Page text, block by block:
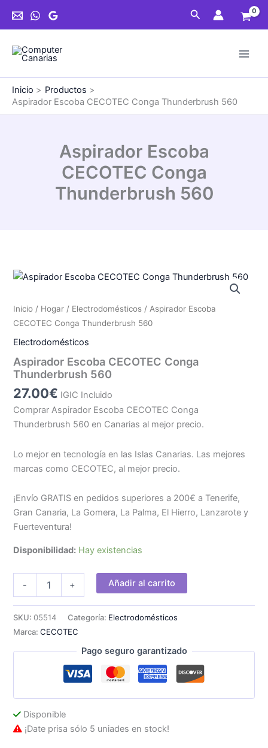
Buscar
Inicio
Productos
Aspirador Escoba CECOTEC Conga Thunderbrush 560
Aspirador Escoba
CECOTEC Conga
Thunderbrush 560
Inicio / Hogar / Electrodomésticos / Aspirador Escoba
CECOTEC Conga Thunderbrush 560
Electrodomésticos
Aspirador Escoba CECOTEC Conga
Thunderbrush 560
27.00€ IGIC Incluido
Comprar Aspirador Escoba CECOTEC Conga
Thunderbrush 560 en Canarias al mejor precio.
Lo mejor en tecnología en las Islas Canarias. Las mejores
marcas como CECOTEC, al mejor precio.
¡Envío GRATIS en pedidos superiores a 200€ a Tenerife,
Gran Canaria, La Gomera, La Palma, El Hierro, Lanzarote y
Fuerteventura!
Disponibilidad: Hay existencias
-
Conga
560
cantidad
+ Añadir al carrito
SKU: 05514 Categoría: Electrodomésticos
Marca:CECOTEC
Pago seguro garantizado
Disponible
¡Date prisa sólo 5 uniades en stock!
Conga
Thunderbrush
cantidad